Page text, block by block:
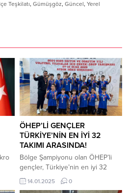
Teşkilatı, Gümüşgöz, Güncel, Yerel
ÖHEP’Lİ GENÇLER
TÜRKİYE’NİN EN İYİ 32
TAKIMI ARASINDA!
Bölge Şampiyonu olan ÖHEP’li
gençler, Türkiye’nin en iyi 32
takımı arasına girmeyi başardı.
Antrenör Erdem Ünlü’nün
14.01.2025 0